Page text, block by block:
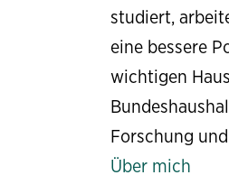
studiert,
eine bessere
wichtigen
Forschung
Über mich